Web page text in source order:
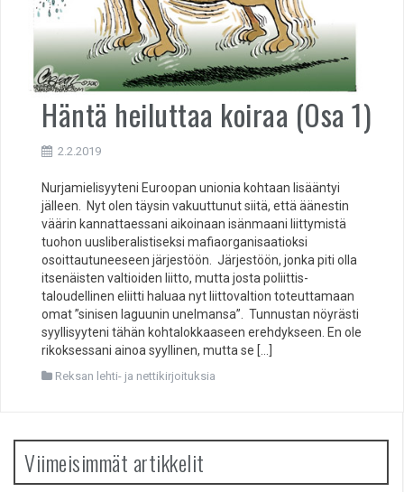
Häntä heiluttaa koiraa (Osa 1)
2.2.2019
Nurjamielisyyteni Euroopan unionia kohtaan lisääntyi
jälleen. Nyt olen täysin vakuuttunut siitä, että äänestin
väärin kannattaessani aikoinaan isänmaani liittymistä
tuohon uusliberalistiseksi mafiaorganisaatioksi
osoittautuneeseen järjestöön. Järjestöön, jonka piti olla
itsenäisten valtioiden liitto, mutta josta poliittis-
taloudellinen eliitti haluaa nyt liittovaltion toteuttamaan
omat ”sinisen laguunin unelmansa”. Tunnustan nöyrästi
syyllisyyteni tähän kohtalokkaaseen erehdykseen. En ole
rikoksessani ainoa syyllinen, mutta se […]
Reksan lehti- ja nettikirjoituksia
Viimeisimmät artikkelit